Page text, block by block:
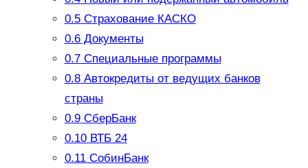
0.5Страхование КАСКО
0.6Документы
0.7Специальные программы
0.8Автокредиты от ведущих банков
страны
0.9СберБанк
0.10ВТБ 24
0.11СобинБанк